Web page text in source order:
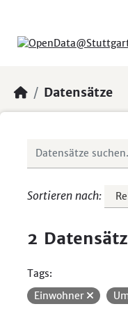
Datensätze
Sortieren nach
2
Tags:
Einwohner